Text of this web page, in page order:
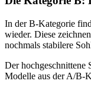
In der B-Kategorie
wieder. Diese
nochmals stabilere
Der hochgeschnittene
Modelle aus der A/B-